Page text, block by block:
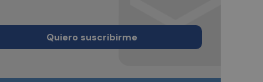
Quiero suscribirme